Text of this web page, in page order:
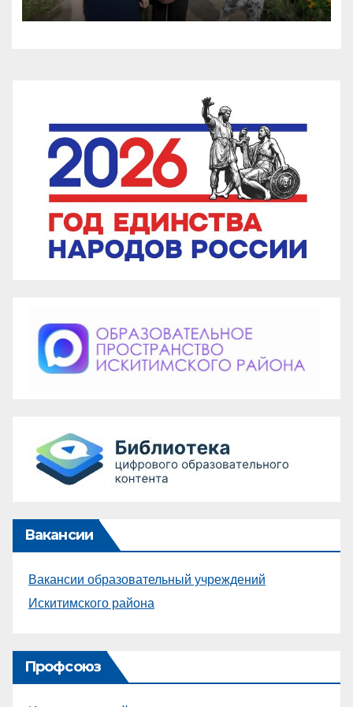
комиссия проверила
несколько школ и детских
Вакансии
Вакансии образовательный учреждений
Искитимского района
Профсоюз